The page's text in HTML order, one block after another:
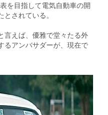
を目指して電気自動車の開
されている。
言えば、優雅で堂々たる外
るアンバサダーが、現在で